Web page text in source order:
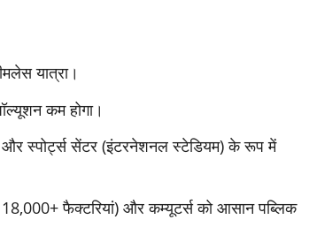
यात्रा।
कम होगा।
स्पोर्ट्स सेंटर (इंटरनेशनल स्टेडियम) के रूप में
18,000+ फैक्टरियां) और कम्यूटर्स को आसान पब्लिक